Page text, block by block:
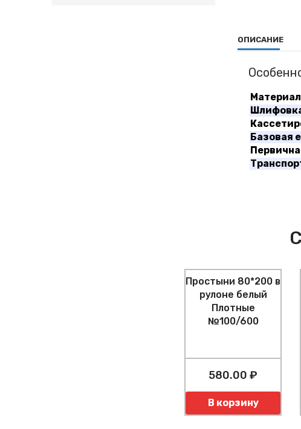
ОПИСАНИЕ
Материал
Базовая
Простыни 80*200 в
рулоне белый
Плотные
№100/600
580.00 ₽
Количество
В корзину